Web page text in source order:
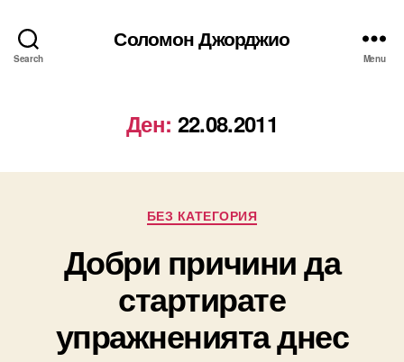
Search
Соломон Джорджио
Menu
Ден: 22.08.2011
Categories
БЕЗ КАТЕГОРИЯ
Добри причини да
стартирате
упражненията днес